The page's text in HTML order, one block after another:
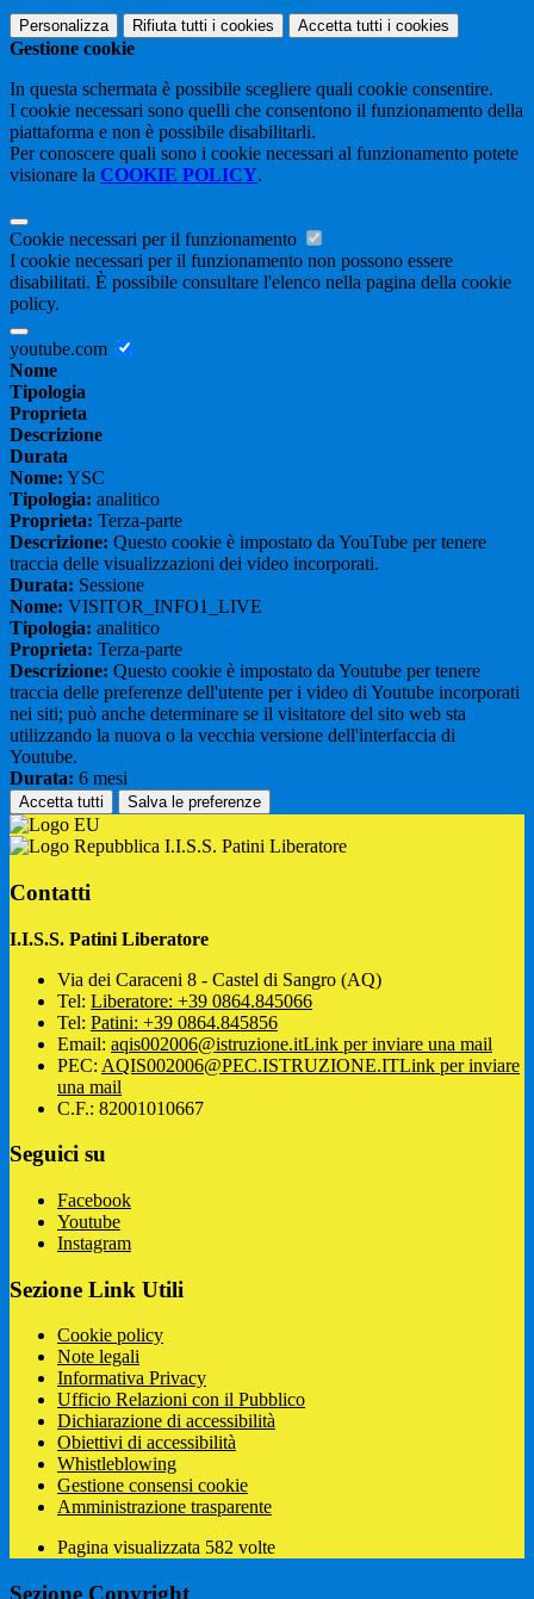
Personalizza Rifiuta tutti i cookies Accetta tutti i cookies
Gestione cookie
In questa schermata è possibile scegliere quali cookie consentire.
I cookie necessari sono quelli che consentono il funzionamento della
piattaforma e non è possibile disabilitarli.
Per conoscere quali sono i cookie necessari al funzionamento potete
visionare la COOKIE POLICY.
Cookie necessari per il funzionamento
I cookie necessari per il funzionamento non possono essere
disabilitati. È possibile consultare l'elenco nella pagina della cookie
policy.
youtube.com
Nome
Tipologia
Proprieta
Descrizione
Durata
Nome: YSC
Tipologia: analitico
Proprieta: Terza-parte
Descrizione: Questo cookie è impostato da YouTube per tenere
traccia delle visualizzazioni dei video incorporati.
Durata: Sessione
Nome: VISITOR_INFO1_LIVE
Tipologia: analitico
Proprieta: Terza-parte
Descrizione: Questo cookie è impostato da Youtube per tenere
traccia delle preferenze dell'utente per i video di Youtube incorporati
nei siti; può anche determinare se il visitatore del sito web sta
utilizzando la nuova o la vecchia versione dell'interfaccia di
Youtube.
Durata: 6 mesi
Accetta tutti Salva le preferenze
I.I.S.S. Patini Liberatore
Contatti
I.I.S.S. Patini Liberatore
Via dei Caraceni 8 - Castel di Sangro (AQ)
Tel: Liberatore: +39 0864.845066
Tel: Patini: +39 0864.845856
Email: aqis002006@istruzione.itLink per inviare una mail
PEC: AQIS002006@PEC.ISTRUZIONE.ITLink per inviare
una mail
C.F.: 82001010667
Seguici su
Facebook
Youtube
Instagram
Sezione Link Utili
Cookie policy
Note legali
Informativa Privacy
Ufficio Relazioni con il Pubblico
Dichiarazione di accessibilità
Obiettivi di accessibilità
Whistleblowing
Gestione consensi cookie
Amministrazione trasparente
Pagina visualizzata 582 volte
Sezione Copyright